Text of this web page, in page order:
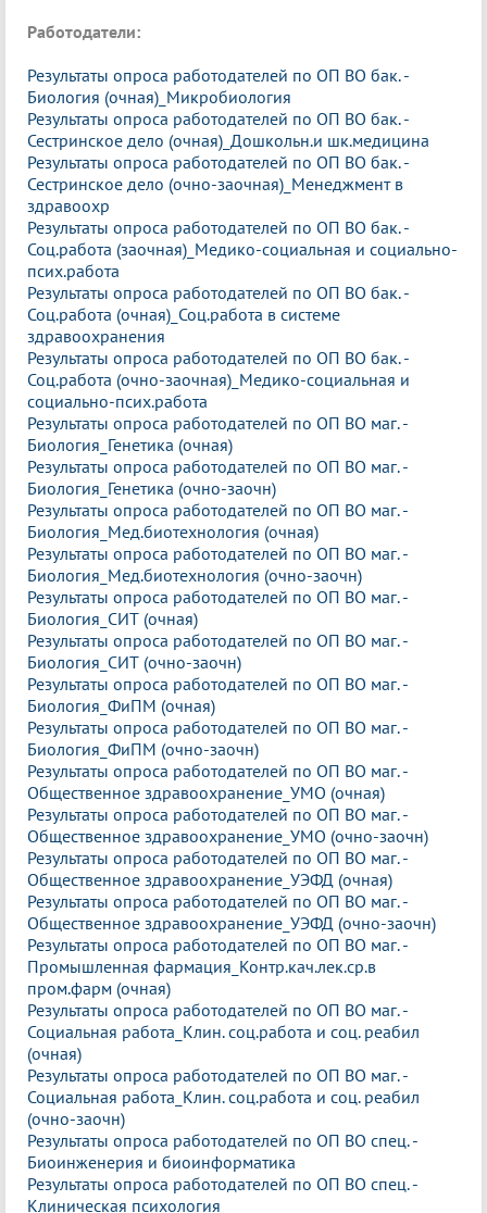
Работодатели:
Результаты опроса работодателей по ОП ВО бак. -
Биология (очная)_Микробиология
Результаты опроса работодателей по ОП ВО бак. -
Сестринское дело (очная)_Дошкольн.и шк.медицина
Результаты опроса работодателей по ОП ВО бак. -
Сестринское дело (очно-заочная)_Менеджмент в
здравоохр
Результаты опроса работодателей по ОП ВО бак. -
Соц.работа (заочная)_Медико-социальная и социально-
псих.работа
Результаты опроса работодателей по ОП ВО бак. -
Соц.работа (очная)_Соц.работа в системе
здравоохранения
Результаты опроса работодателей по ОП ВО бак. -
Соц.работа (очно-заочная)_Медико-социальная и
социально-псих.работа
Результаты опроса работодателей по ОП ВО маг. -
Биология_Генетика (очная)
Результаты опроса работодателей по ОП ВО маг. -
Биология_Генетика (очно-заочн)
Результаты опроса работодателей по ОП ВО маг. -
Биология_Мед.биотехнология (очная)
Результаты опроса работодателей по ОП ВО маг. -
Биология_Мед.биотехнология (очно-заочн)
Результаты опроса работодателей по ОП ВО маг. -
Биология_СИТ (очная)
Результаты опроса работодателей по ОП ВО маг. -
Биология_СИТ (очно-заочн)
Результаты опроса работодателей по ОП ВО маг. -
Биология_ФиПМ (очная)
Результаты опроса работодателей по ОП ВО маг. -
Биология_ФиПМ (очно-заочн)
Результаты опроса работодателей по ОП ВО маг. -
Общественное здравоохранение_УМО (очная)
Результаты опроса работодателей по ОП ВО маг. -
Общественное здравоохранение_УМО (очно-заочн)
Результаты опроса работодателей по ОП ВО маг. -
Общественное здравоохранение_УЭФД (очная)
Результаты опроса работодателей по ОП ВО маг. -
Общественное здравоохранение_УЭФД (очно-заочн)
Результаты опроса работодателей по ОП ВО маг. -
Промышленная фармация_Контр.кач.лек.ср.в
пром.фарм (очная)
Результаты опроса работодателей по ОП ВО маг. -
Социальная работа_Клин. соц.работа и соц. реабил
(очная)
Результаты опроса работодателей по ОП ВО маг. -
Социальная работа_Клин. соц.работа и соц. реабил
(очно-заочн)
Результаты опроса работодателей по ОП ВО спец. -
Биоинженерия и биоинформатика
Результаты опроса работодателей по ОП ВО спец. -
Клиническая психология